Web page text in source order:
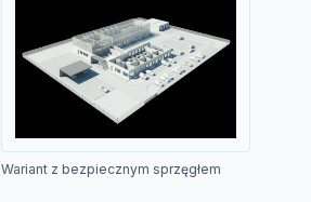
Wariant z bezpiecznym sprzęgłem